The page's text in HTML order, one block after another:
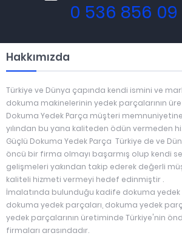
0 536 856 09
Hakkımızda
Türkiye ve Dünya çapında kendi ismini ve
dokuma makinelerinin yedek parçalarının
Dokuma Yedek Parça müşteri
yılından bu yana kaliteden ödün vermeden
Güçlü Dokuma Yedek Parça Türkiye de ve
öncü bir firma olmayı başarmış olup kendi
gelişmeleri yakından takip ederek değerli
kaliteli hizmeti vermeyi hedef edinmiştir .
İmalatında bulunduğu kadife dokuma yedek
dokuma yedek parçaları, dokuma yedek
yedek parçalarının üretiminde Türkiye'nin
firmaları arasındadır.